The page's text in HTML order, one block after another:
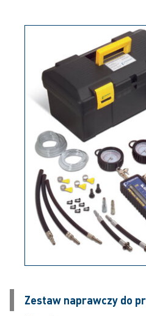
Zestaw naprawczy do